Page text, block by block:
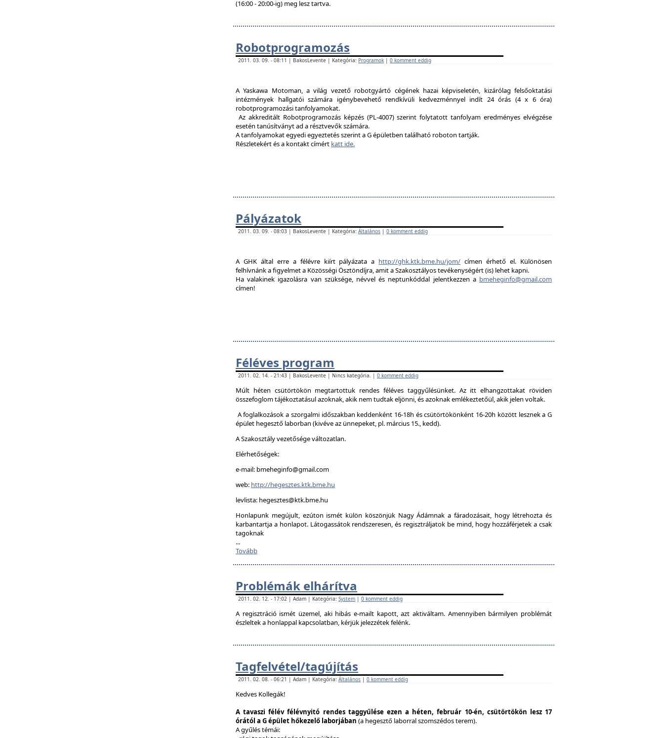
(16:00 - 20:00-ig) meg lesz tartva.
Robotprogramozás
2011. 03. 09. - 08:11 | BakosLevente | Kategória: Programok | 0 komment eddig
A Yaskawa Motoman, a világ vezető robotgyártó cégének hazai képviseletén, kizárólag felsőoktatási
intézmények hallgatói számára igénybevehető rendkívüli kedvezménnyel indít 24 órás (4 x 6 óra)
robotprogramozási tanfolyamokat.
Az akkreditált Robotprogramozás képzés (PL-4007) szerint folytatott tanfolyam eredményes elvégzése
esetén tanúsítványt ad a résztvevők számára.
A tanfolyamokat egyedi egyeztetés szerint a G épületben található roboton tartják.
Részletekért és a kontakt címért katt ide.
Pályázatok
2011. 03. 09. - 08:03 | BakosLevente | Kategória: Általános | 0 komment eddig
A GHK által erre a félévre kiírt pályázata a http://ghk.ktk.bme.hu/jom/ címen érhető el. Különösen
felhívnánk a figyelmet a Közösségi Ösztöndíjra, amit a Szakosztályos tevékenységért (is) lehet kapni.
Ha valakinek igazolásra van szüksége, névvel és neptunkóddal jelentkezzen a bmeheginfo@gmail.com
címen!
Féléves program
2011. 02. 14. - 21:43 | BakosLevente | Nincs kategória. | 0 komment eddig
Múlt héten csütörtökön megtartottuk rendes féléves taggyűlésünket. Az itt elhangzottakat röviden
összefoglom tájékoztatásul azoknak, akik nem tudtak eljönni, és azoknak emlékeztetőül, akik jelen voltak.
A foglalkozások a szorgalmi időszakban keddenként 16-18h és csütörtökönként 16-20h között lesznek a G
épület hegesztő laborban (kivéve az ünnepeket, pl. március 15., kedd).
A Szakosztály vezetősége változatlan.
Elérhetőségek:
e-mail: bmeheginfo@gmail.com
web: http://hegesztes.ktk.bme.hu
levlista: hegesztes@ktk.bme.hu
Honlapunk megújult, ezúton ismét külön köszönjük Nagy Ádámnak a fáradozásait, hogy létrehozta és
karbantartja a honlapot. Látogassátok rendszeresen, és regisztráljatok be mind, hogy hozzáférjetek a csak
tagoknak
...
Tovább
Problémák elhárítva
2011. 02. 12. - 17:02 | Adam | Kategória: System | 0 komment eddig
A regisztráció ismét üzemel, aki hibás e-mailt kapott, azt aktiváltam. Amennyiben bármilyen problémát
észleltek a honlappal kapcsolatban, kérjük jelezzétek felénk.
Tagfelvétel/tagújítás
2011. 02. 08. - 06:21 | Adam | Kategória: Általános | 0 komment eddig
Kedves Kollegák!
A tavaszi félév félévnyitó rendes taggyűlése ezen a héten, február 10-én, csütörtökön lesz 17
órától a G épület hőkezelő laborjában (a hegesztő laborral szomszédos terem).
A gyűlés témái: